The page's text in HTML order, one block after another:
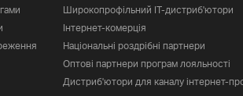
Широкопрофільний IT-дистриб'ютори
Інтернет-комерція
Національні роздрібні партнери
Оптові партнери програм лояльності
Дистриб'ютори для каналу інтернет-